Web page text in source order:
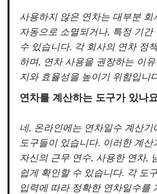
사용하지 않은 연차는 대부분 회
자동으로 소멸되거나, 특정 기간
수 있습니다. 각 회사의 연차 정
하며, 연차 사용을 권장하는 이
지와 효율성을 높이기 위함입니
연차를 계산하는 도구가 있나
네, 온라인에는 연차일수 계산기
도구들이 있습니다. 이러한 계산
자신의 근무 연수, 사용한 연차,
쉽게 확인할 수 있습니다. 각 도
입력에 따라 정확한 연차일수를